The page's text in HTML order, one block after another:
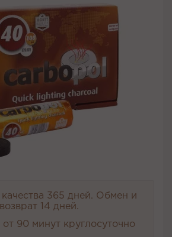
365 дней. Обмен и
возврат 14 дней.
от 90 минут круглосуточно